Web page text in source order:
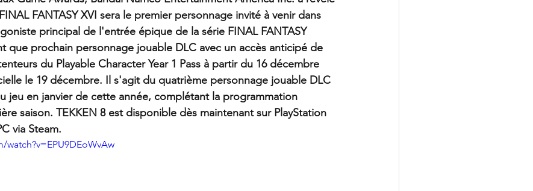
FANTASY XVI sera le premier personnage invité à venir dans
principal de l'entrée épique de la série FINAL FANTASY
que prochain personnage jouable DLC avec un accès anticipé de
du Playable Character Year 1 Pass à partir du 16 décembre
le 19 décembre. Il s'agit du quatrième personnage jouable DLC
jeu en janvier de cette année, complétant la programmation
saison. TEKKEN 8 est disponible dès maintenant sur PlayStation
via Steam.